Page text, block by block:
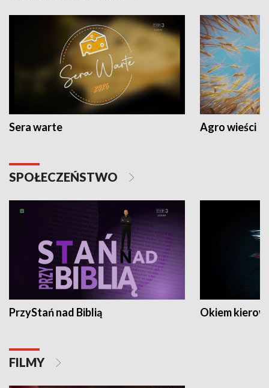
Sera warte Agro wieści
SPOŁECZEŃSTWO
PrzyStań nad Biblią Okiem
FILMY